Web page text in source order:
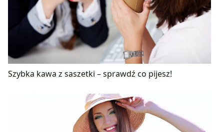
Szybka kawa z saszetki – sprawdź co pijesz!